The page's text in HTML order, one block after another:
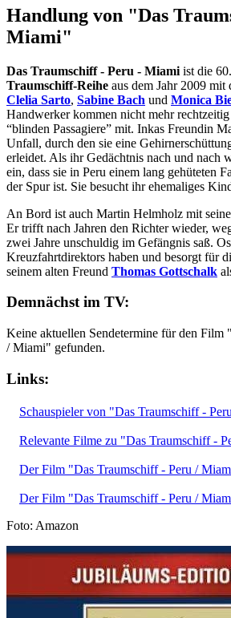
Handlung von "Das
Miami"
Das Traumschiff - Peru - Miami ist die
Traumschiff-Reihe aus dem Jahr 2009 mit
Clelia Sarto, Sabine Bach und Monica
Handwerker kommen nicht mehr
“blinden Passagiere” mit. Inkas Freundin
Unfall, durch den sie eine
erleidet. Als ihr Gedächtnis nach und nach
ein, dass sie in Peru einem lang gehüteten
der Spur ist. Sie besucht ihr ehemaliges
An Bord ist auch Martin Helmholz mit
Er trifft nach Jahren den Richter wieder,
zwei Jahre unschuldig im Gefängnis saß.
Kreuzfahrtdirektors haben und besorgt für
seinem alten Freund Thomas Gottschalk
Demnächst im TV:
Keine aktuellen Sendetermine für den Film
/ Miami" gefunden.
Links:
Schauspieler von "Das Traumschiff -
Relevante Filme zu "Das Traumschiff -
Der Film "Das Traumschiff - Peru /
Der Film "Das Traumschiff - Peru /
Foto: Amazon